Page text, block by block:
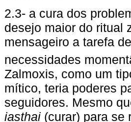
2.3- a cura dos
desejo maior do ritual
mensageiro a tarefa
necessidades
Zalmoxis, como um
mítico, teria poderes
seguidores. Mesmo
iasthai (curar) para se